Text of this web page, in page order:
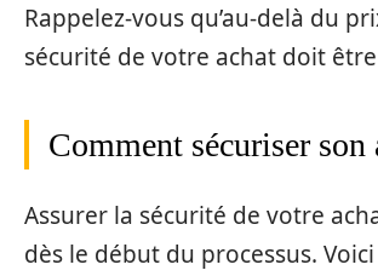
Rappelez-vous qu’au-delà du
sécurité de votre achat doit
Comment sécuriser son
Assurer la sécurité de votre
dès le début du processus.